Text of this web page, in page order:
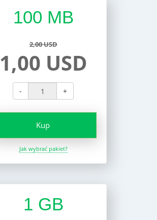
100 MB
2,00 USD
1,00 USD
- +
Kup
Jak wybrać pakiet?
1 GB